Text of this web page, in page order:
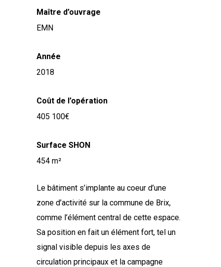
Maître d’ouvrage
EMN
Année
2018
Coût de l’opération
405 100
Surface SHON
454
Le bâtiment s’implante au coeur d’une
zone d’activité sur la commune de Brix,
comme l’élément central de cette espace.
Sa position en fait un élément fort, tel un
signal visible depuis les axes de
circulation principaux et la campagne